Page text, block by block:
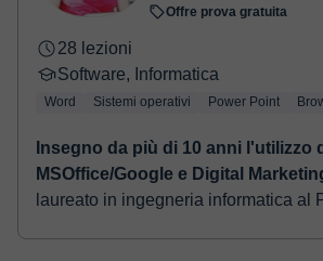
Offre prova gratuita
28 lezioni
Software, Informatica
Word Sistemi operativi Power Point
Insegno da più di 10 anni l'utilizzo
MSOffice/Google e Digital
laureato in ingegneria informatica al